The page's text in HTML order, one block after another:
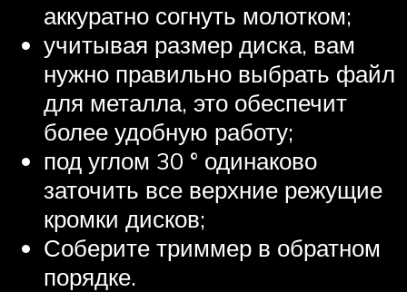
аккуратно согнуть молотком;
учитывая размер диска, вам
нужно правильно выбрать файл
для металла, это обеспечит
более удобную работу;
под углом 30 ° одинаково
заточить все верхние режущие
кромки дисков;
Соберите триммер в обратном
порядке.